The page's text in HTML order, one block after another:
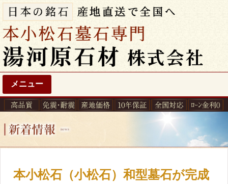
メニュー
本小松石（小松石）和型墓石が完成